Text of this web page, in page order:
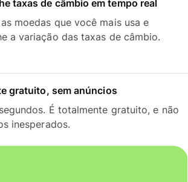
taxas de câmbio em tempo real
moedas que você mais usa e
a variação das taxas de câmbio.
gratuito, sem anúncios
É totalmente gratuito, e não
inesperados.